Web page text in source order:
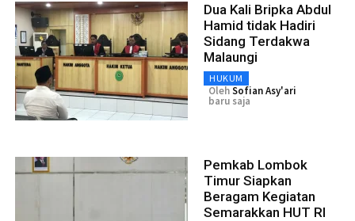
Dua Kali Bripka Abdul
Hamid tidak Hadiri
Sidang Terdakwa
Malaungi
HUKUM
OlehSofian Asy'ari
baru saja
Pemkab Lombok
Timur Siapkan
Beragam Kegiatan
Semarakkan HUT RI